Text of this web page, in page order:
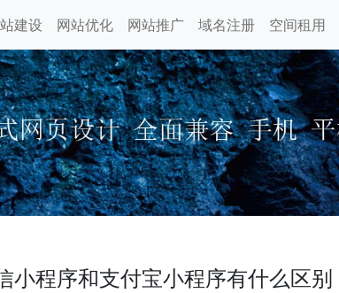
建设 网站优化 网站推广 域名注册 空间租用
小程序和支付宝小程序有什么区别